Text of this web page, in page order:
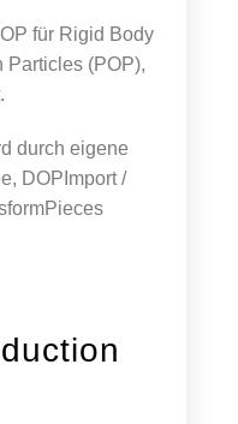
für Rigid Body
Particles (POP),
durch eigene
DOPImport /